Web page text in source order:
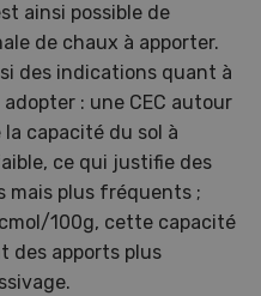
ainsi possible de
de chaux à apporter.
des indications quant à
: une CEC autour
capacité du sol à
ce qui justifie des
mais plus fréquents ;
100g, cette capacité
des apports plus